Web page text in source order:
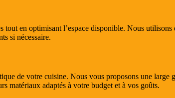
tout en optimisant l’espace disponible. Nous
si nécessaire.
de votre cuisine. Nous vous proposons une
matériaux adaptés à votre budget et à vos goûts.